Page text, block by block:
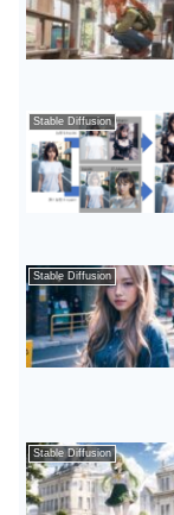
Stable Diffusion
Stable Diffusion
Stable Diffusion